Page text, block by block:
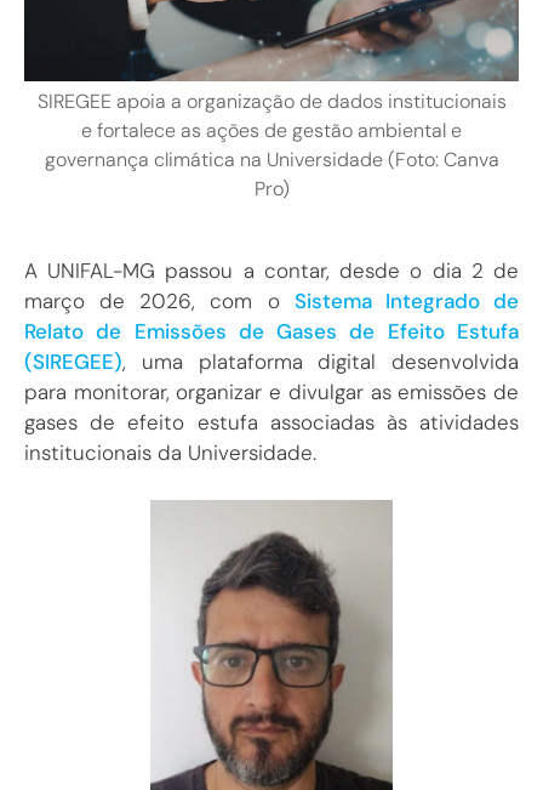
SIREGEE apoia a organização de dados institucionais
e fortalece as ações de gestão ambiental e
governança climática na Universidade (Foto: Canva
Pro)
A UNIFAL-MG passou a contar, desde o dia 2 de
março de 2026, com o Sistema Integrado de
Relato de Emissões de Gases de Efeito Estufa
(SIREGEE), uma plataforma digital desenvolvida
para monitorar, organizar e divulgar as emissões de
gases de efeito estufa associadas às atividades
institucionais da Universidade.